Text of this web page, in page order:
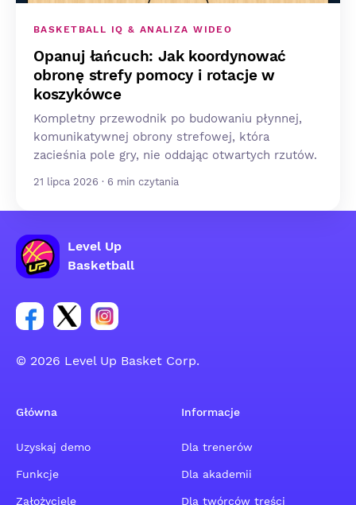
BASKETBALL IQ & ANALIZA WIDEO
Opanuj łańcuch: Jak koordynować
obronę strefy pomocy i rotacje w
koszykówce
Kompletny przewodnik po budowaniu płynnej,
komunikatywnej obrony strefowej, która
zacieśnia pole gry, nie oddając otwartych rzutów.
21 lipca 2026 · 6 min czytania
Level Up
Basketball
Link do grupy społecznościowej na Facebooku
Link do konta na Twitterze grupy
Link do konta na Instagramie grupy
© 2026 Level Up Basket Corp.
Główna
Uzyskaj demo
Funkcje
Założyciele
Informacje
Dla trenerów
Dla akademii
Dla twórców treści